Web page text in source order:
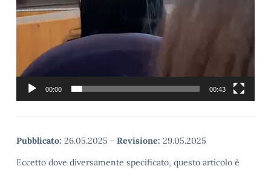
00:00 00:43
Pubblicato: 26.05.2025 - Revisione: 29.05.2025
Eccetto dove diversamente specificato, questo articolo è